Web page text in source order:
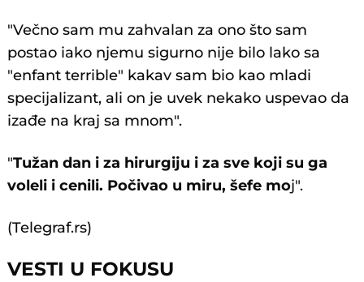
"Večno sam mu zahvalan za ono što sam
postao iako njemu sigurno nije bilo lako sa
"enfant terrible" kakav sam bio kao mladi
specijalizant, ali on je uvek nekako uspevao da
izađe na kraj sa mnom".
"Tužan dan i za hirurgiju i za sve koji su ga
voleli i cenili. Počivao u miru, šefe moj".
(Telegraf.rs)
VESTI U FOKUSU